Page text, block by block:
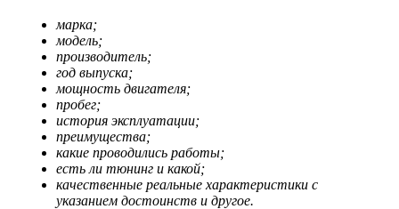
марка;
модель;
производитель;
год выпуска;
мощность двигателя;
пробег;
история эксплуатации;
преимущества;
какие проводились работы;
есть ли тюнинг и какой;
качественные реальные характеристики с
указанием достоинств и другое.